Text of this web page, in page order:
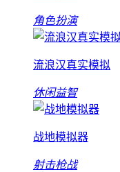
角色扮演
流浪汉真实模拟
休闲益智
战地模拟器
射击枪战